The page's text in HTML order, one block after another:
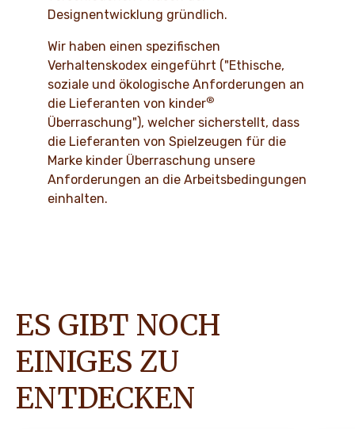
Designentwicklung gründlich.
Wir haben einen spezifischen
Verhaltenskodex eingeführt ("Ethische,
soziale und ökologische Anforderungen an
die Lieferanten von kinder®
Überraschung"), welcher sicherstellt, dass
die Lieferanten von Spielzeugen für die
Marke kinder Überraschung unsere
Anforderungen an die Arbeitsbedingungen
einhalten.
ES GIBT NOCH
EINIGES ZU
ENTDECKEN